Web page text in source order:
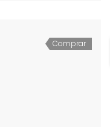
Comprar